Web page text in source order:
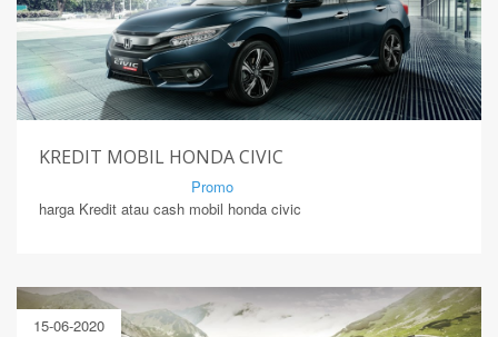
KREDIT MOBIL HONDA CIVIC
Promo
harga Kredit atau cash mobil honda civic
15-06-2020